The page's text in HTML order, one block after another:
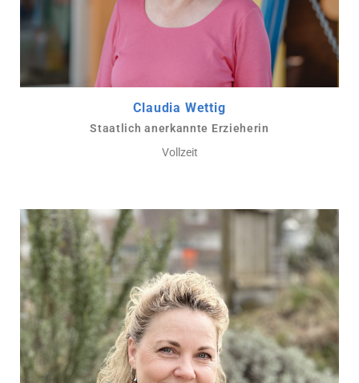
Claudia Wettig
Staatlich anerkannte Erzieherin
Vollzeit